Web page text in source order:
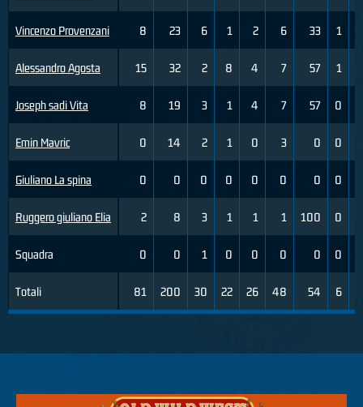
Vincenzo Provenzani
Alessandro Agosta
Joseph sadi Vita
Emin Mavric
Giuliano La spina
Ruggero giuliano Elia
Squadra
Totali
8 23 6 1 2 6 33 1
15 32 2 8 4 7 57 1
8 19 3 1 4 7 57 0
0 14 2 1 0 3 0 0
0 0 0 0 0 0 0 0
2 8 3 1 1 1 100 0
0 0 1 0 0 0 0 0
81 200 30 22 26 48 54 6